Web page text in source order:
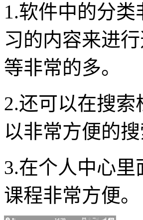
1.软件中的分
习的内容来进
等非常的多。
2.还可以在搜
以非常方便的搜
3.在个人中心
课程非常方便。